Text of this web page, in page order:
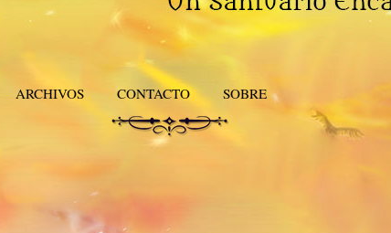
ARCHIVOS CONTACTO SOBRE